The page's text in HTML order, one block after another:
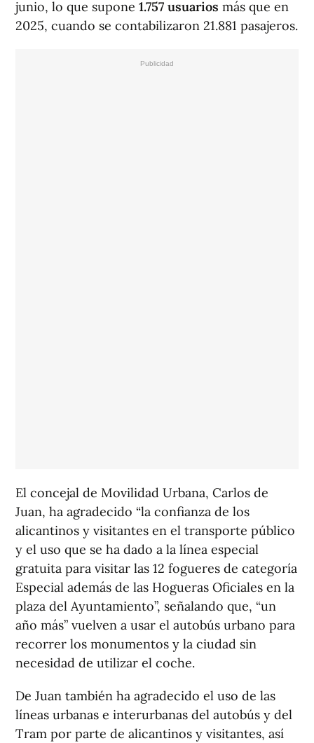
junio, lo que supone 1.757 usuarios más que en
2025, cuando se contabilizaron 21.881 pasajeros.
El concejal de Movilidad Urbana, Carlos de
Juan, ha agradecido “la confianza de los
alicantinos y visitantes en el transporte público
y el uso que se ha dado a la línea especial
gratuita para visitar las 12 fogueres de categoría
Especial además de las Hogueras Oficiales en la
plaza del Ayuntamiento”, señalando que, “un
año más” vuelven a usar el autobús urbano para
recorrer los monumentos y la ciudad sin
necesidad de utilizar el coche.
De Juan también ha agradecido el uso de las
líneas urbanas e interurbanas del autobús y del
Tram por parte de alicantinos y visitantes, así